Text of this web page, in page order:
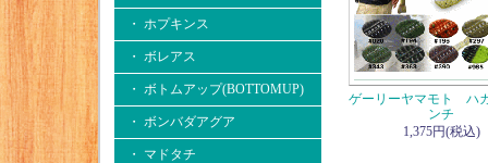
・ ホプキンス
・ ボレアス
・ ボトムアップ(BOTTOMUP)
・ ボンバダアグア
・ マドタチ
ゲーリーヤマモト ハ
ンチ
1,375円(税込)